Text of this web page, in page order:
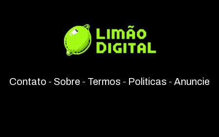
Contato - Sobre - Termos - Politicas - Anuncie